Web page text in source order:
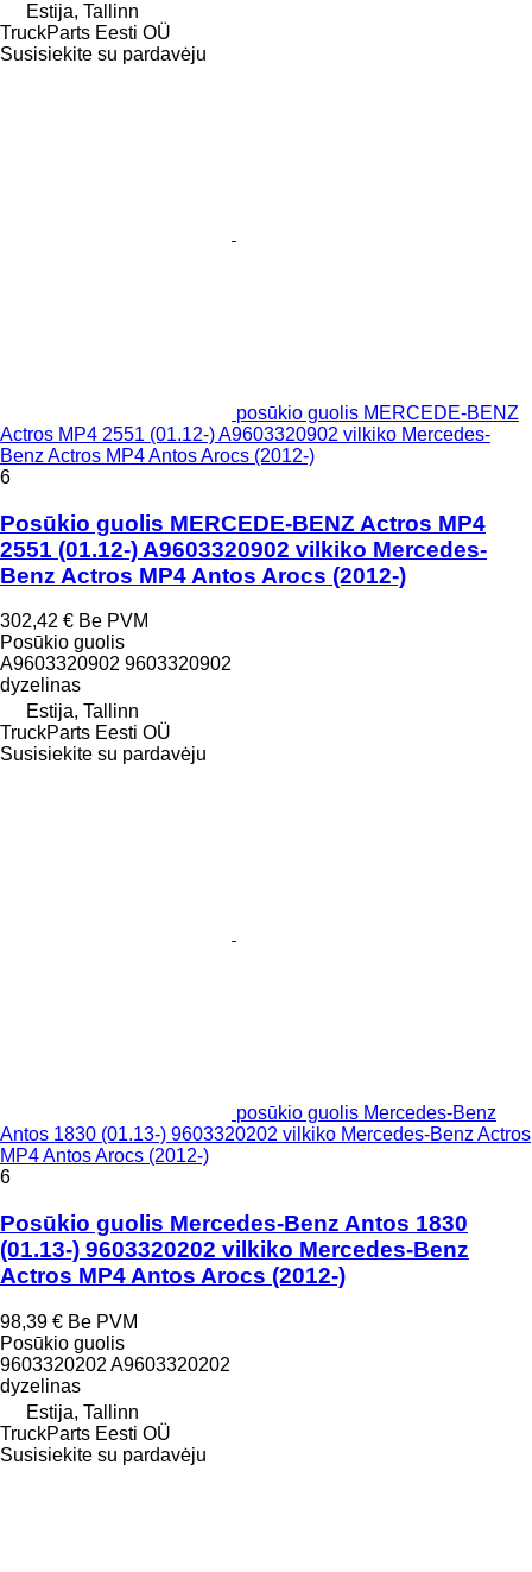
Estija, Tallinn
TruckParts Eesti OÜ
Susisiekite su pardavėju
posūkio guolis MERCEDE-BENZ
Actros MP4 2551 (01.12-) A9603320902 vilkiko Mercedes-
Benz Actros MP4 Antos Arocs (2012-)
6
Posūkio guolis MERCEDE-BENZ Actros MP4
2551 (01.12-) A9603320902 vilkiko Mercedes-
Benz Actros MP4 Antos Arocs (2012-)
302,42 € Be PVM
Posūkio guolis
A9603320902 9603320902
dyzelinas
Estija, Tallinn
TruckParts Eesti OÜ
Susisiekite su pardavėju
posūkio guolis Mercedes-Benz
Antos 1830 (01.13-) 9603320202 vilkiko Mercedes-Benz Actros
MP4 Antos Arocs (2012-)
6
Posūkio guolis Mercedes-Benz Antos 1830
(01.13-) 9603320202 vilkiko Mercedes-Benz
Actros MP4 Antos Arocs (2012-)
98,39 € Be PVM
Posūkio guolis
9603320202 A9603320202
dyzelinas
Estija, Tallinn
TruckParts Eesti OÜ
Susisiekite su pardavėju